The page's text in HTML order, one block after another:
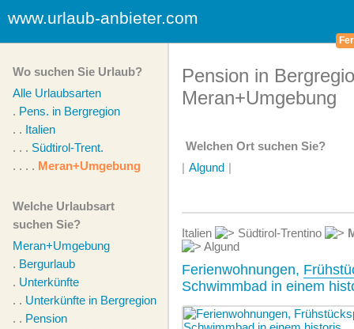
www.urlaub-anbieter.com
Wo suchen Sie Urlaub?
Alle Urlaubsarten
. Pens. in Bergregion
. . Italien
. . . Südtirol-Trent.
. . . . Meran+Umgebung
Welche Urlaubsart
suchen Sie?
Meran+Umgebung
. Bergurlaub
. Unterkünfte
. . Unterkünfte in Bergregion
. . Pension
Pension in
Meran+Umgebung
Welchen Ort suchen Sie?
| Algund |
Italien Südtirol-Trentino
Algund
Ferienwohnungen,
Schwimmbad in einem